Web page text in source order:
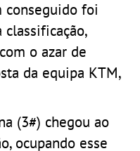
conseguido foi
o azar de
da equipa KTM,
(3#) chegou ao
ocupando esse